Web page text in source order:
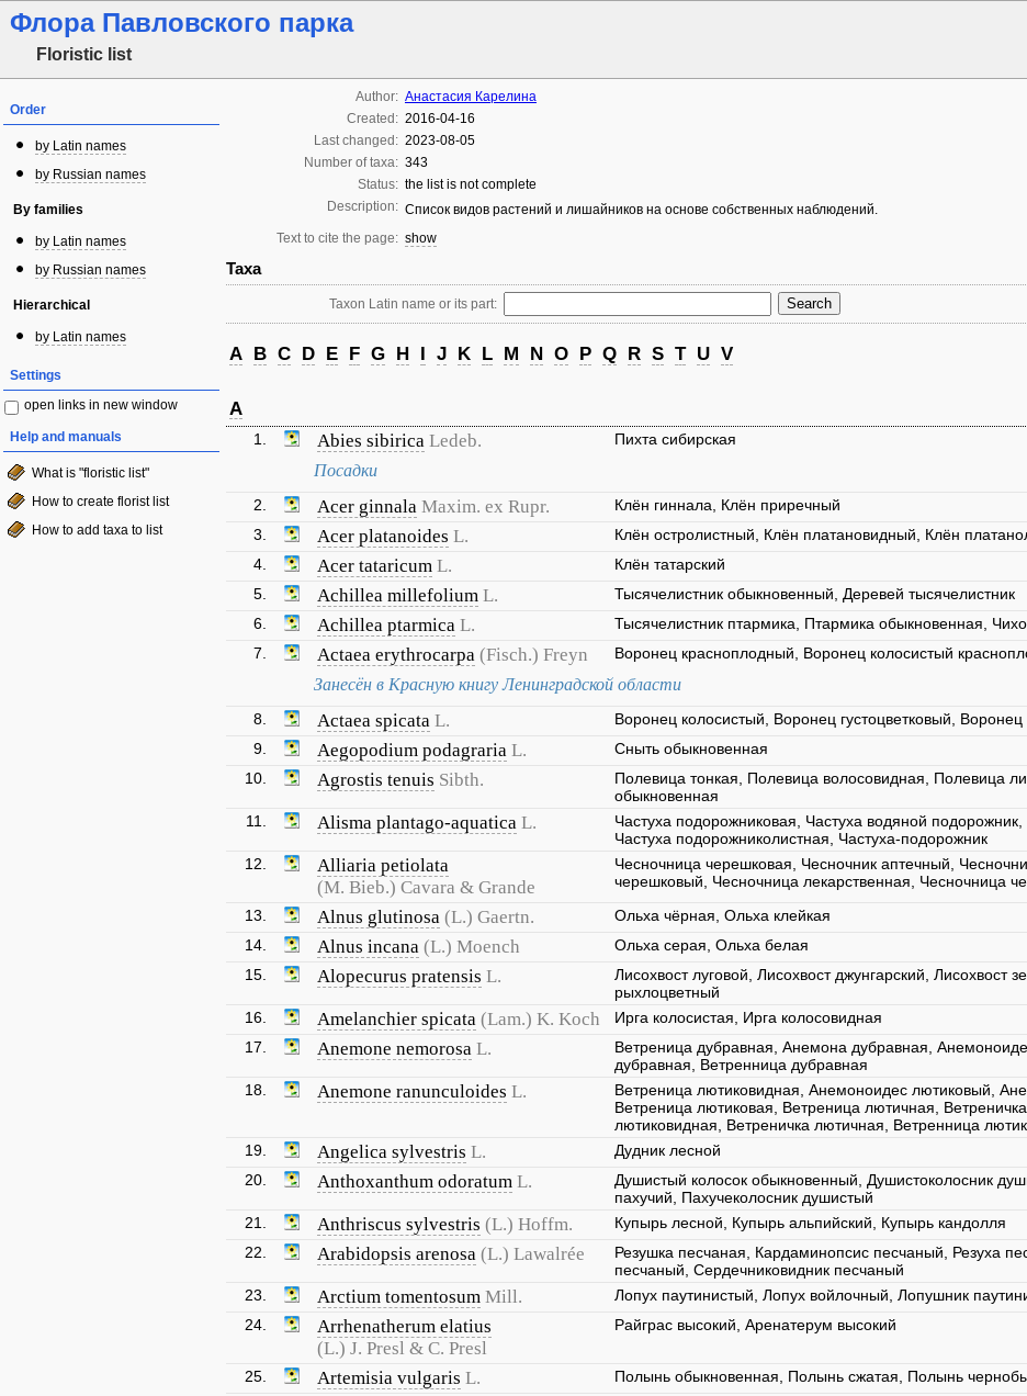
Флора Павловского парка
Floristic list
Order
by Latin names
by Russian names
By families
by Latin names
by Russian names
Hierarchical
by Latin names
Settings
open links in new window
Help and manuals
What is "floristic list"
How to create florist list
How to add taxa to list
Author: Анастасия Карелина
Created: 2016-04-16
Last changed: 2023-08-05
Number of taxa: 343
Status: the list is not complete
Description: Список видов растений и лишайников на основе собственных наблюдений.
Text to cite the page: show
Taxa
Taxon Latin name or its part:
A B C D E F G H I J K L M N O P Q R S T U V
A
1. Abies sibirica Ledeb. Пихта сибирская
Посадки
2. Acer ginnala Maxim. ex Rupr.
Клён гиннала, Клён приречный
3.
Acer platanoides L.
Клён остролистный, Клён платановидный, Клён
4.
Acer tataricum L.
Клён татарский
5.
Achillea millefolium L.
Тысячелистник обыкновенный, Деревей тысячелистник
6.
Achillea ptarmica L.
Тысячелистник птармика, Птармика обыкновенная,
7.
Actaea erythrocarpa (Fisch.) Freyn Воронец красноплодный, Воронец колосистый
Занесён в Красную книгу Ленинградской области
8. Actaea spicata L.
Воронец колосистый, Воронец густоцветковый,
9.
Aegopodium podagraria L.
Сныть обыкновенная
10.
Agrostis tenuis Sibth.
Полевица тонкая, Полевица волосовидная, Полевица
обыкновенная
11.
Alisma plantago-aquatica L.
Частуха подорожниковая, Частуха водяной подорожник,
Частуха подорожниколистная, Частуха-подорожник
12.
Alliaria petiolata
(M. Bieb.) Cavara & Grande
Чесночница черешковая, Чесночник аптечный,
черешковый, Чесночница лекарственная, Чесночница
13.
Alnus glutinosa (L.) Gaertn.
Ольха чёрная, Ольха клейкая
14.
Alnus incana (L.) Moench
Ольха серая, Ольха белая
15.
Alopecurus pratensis L.
Лисохвост луговой, Лисохвост джунгарский, Лисохвост
рыхлоцветный
16.
Amelanchier spicata (Lam.) K. Koch
Ирга колосистая, Ирга колосовидная
17.
Anemone nemorosa L.
Ветреница дубравная, Анемона дубравная,
дубравная, Ветренница дубравная
18.
Anemone ranunculoides L.
Ветреница лютиковидная, Анемоноидес лютиковый,
Ветреница лютиковая, Ветреница лютичная,
лютиковидная, Ветреничка лютичная, Ветренница
19.
Angelica sylvestris L.
Дудник лесной
20.
Anthoxanthum odoratum L.
Душистый колосок обыкновенный, Душистоколосник
пахучий, Пахучеколосник душистый
21.
Anthriscus sylvestris (L.) Hoffm.
Купырь лесной, Купырь альпийский, Купырь кандолля
22.
Arabidopsis arenosa (L.) Lawalrée
Резушка песчаная, Кардаминопсис песчаный, Резуха
песчаный, Сердечниковидник песчаный
23.
Arctium tomentosum Mill.
Лопух паутинистый, Лопух войлочный, Лопушник
24.
Arrhenatherum elatius
(L.) J. Presl & C. Presl
Райграс высокий, Аренатерум высокий
25. Artemisia vulgaris L.
Полынь обыкновенная, Полынь сжатая, Полынь